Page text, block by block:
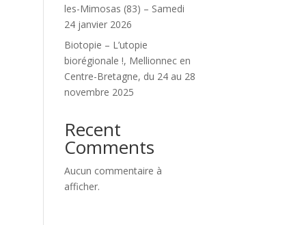
les-Mimosas (83) – Samedi
24 janvier 2026
Biotopie – L’utopie
biorégionale !, Mellionnec en
Centre-Bretagne, du 24 au 28
novembre 2025
Recent
Comments
Aucun commentaire à
afficher.